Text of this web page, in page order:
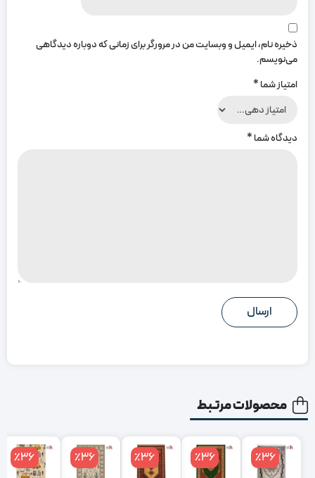
ذخیره نام، ایمیل و وبسایت من در مرورگر برای زمانی که دوباره دیدگاهی
می‌نویسم.
امتیاز شما*
دیدگاه شما*
محصولات مرتبط
٪36 ٪36 ٪36 ٪36 ٪36